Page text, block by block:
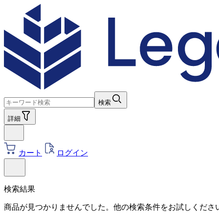
検索
詳細
カート ログイン
検索結果
商品が見つかりませんでした。他の検索条件をお試しくださ